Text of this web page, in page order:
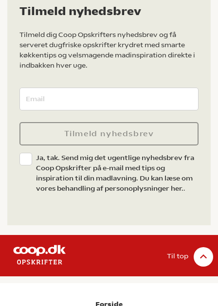
Tilmeld nyhedsbrev
Tilmeld dig Coop Opskrifters nyhedsbrev og få
serveret dugfriske opskrifter krydret med smarte
køkkentips og velsmagende madinspiration direkte i
indbakken hver uge.
Tilmeld nyhedsbrev
Ja, tak. Send mig det ugentlige nyhedsbrev fra
Coop Opskrifter på e-mail med tips og
inspiration til din madlavning. Du kan læse om
vores behandling af personoplysninger her..
Til top
Forside